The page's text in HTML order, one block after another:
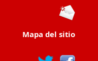
Mapa del sitio